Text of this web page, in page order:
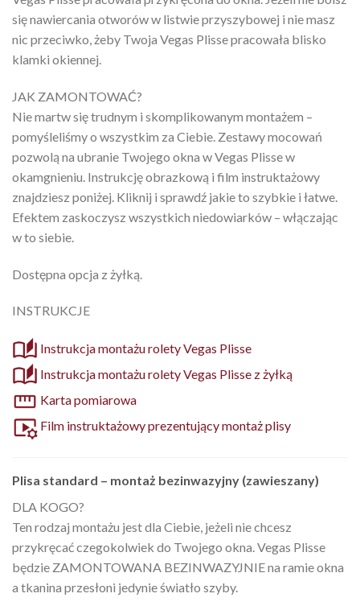
się nawiercania otworów w listwie przyszybowej i nie masz
nic przeciwko, żeby Twoja Vegas Plisse pracowała blisko
klamki okiennej.
JAK ZAMONTOWAĆ?
Nie martw się trudnym i skomplikowanym montażem –
pomyśleliśmy o wszystkim za Ciebie. Zestawy mocowań
pozwolą na ubranie Twojego okna w Vegas Plisse w
okamgnieniu. Instrukcję obrazkową i film instruktażowy
znajdziesz poniżej. Kliknij i sprawdź jakie to szybkie i łatwe.
Efektem zaskoczysz wszystkich niedowiarków – włączając
w to siebie.
Dostępna opcja z żyłką.
INSTRUKCJE
Instrukcja montażu rolety Vegas Plisse
Instrukcja montażu rolety Vegas Plisse z żyłką
Karta pomiarowa
Film instruktażowy prezentujący montaż plisy
Plisa standard – montaż bezinwazyjny (zawieszany)
DLA KOGO?
Ten rodzaj montażu jest dla Ciebie, jeżeli nie chcesz
przykręcać czegokolwiek do Twojego okna. Vegas Plisse
będzie ZAMONTOWANA BEZINWAZYJNIE na ramie okna
a tkanina przesłoni jedynie światło szyby.